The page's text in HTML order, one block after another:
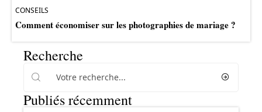
CONSEILS
Comment économiser sur les photographies de mariage ?
Recherche
Publiés récemment